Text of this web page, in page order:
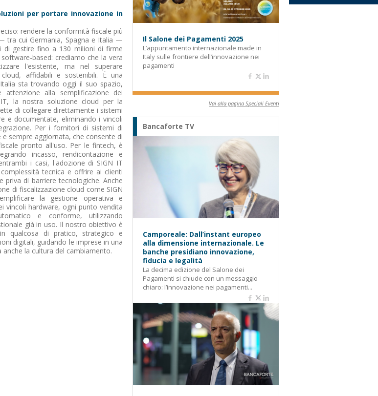
per portare innovazione in
rendere la conformità fiscale più
tra cui Germania, Spagna e Italia —
di gestire fino a 130 milioni di firme
based: crediamo che la vera
l'esistente, ma nel superare
affidabili e sostenibili. È una
sta trovando oggi il suo spazio,
attenzione alla semplificazione dei
la nostra soluzione cloud per la
di collegare direttamente i sistemi
e documentate, eliminando i vincoli
Per i fornitori di sistemi di
sempre aggiornata, che consente di
pronto all'uso. Per le fintech, è
incasso, rendicontazione e
i casi, l'adozione di SIGN IT
tecnica e offrire ai clienti
di barriere tecnologiche. Anche
di fiscalizzazione cloud come SIGN
la gestione operativa e
vincoli hardware, ogni punto vendita
e conforme, utilizzando
già in uso. Il nostro obiettivo è
qualcosa di pratico, strategico e
digitali, guidando le imprese in una
la cultura del cambiamento.
Il Salone dei Pagamenti 2025
L’appuntamento internazionale made in
Italy sulle frontiere dell’innovazione nei
pagamenti
Vai alla pagina Speciali Eventi
Bancaforte TV
Camporeale: Dall’instant europeo
alla dimensione internazionale. Le
banche presidiano innovazione,
fiducia e legalità
La decima edizione del Salone dei
Pagamenti si chiude con un messaggio
chiaro: l’innovazione nei pagamenti...